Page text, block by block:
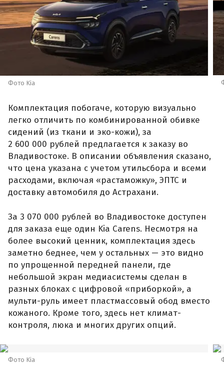
Фото Kia
Комплектация побогаче, которую визуально
легко отличить по комбинированной обивке
сидений (из ткани и эко-кожи), за
2 600 000 рублей предлагается к заказу во
Владивостоке. В описании объявления сказано,
что цена указана с учетом утильсбора и всеми
расходами, включая «растаможку», ЭПТС и
доставку автомобиля до Астрахани.
За 3 070 000 рублей во Владивостоке доступен
для заказа еще один Kia Carens. Несмотря на
более высокий ценник, комплектация здесь
заметно беднее, чем у остальных — это видно
по упрощенной передней панели, где
небольшой экран медиасистемы сделан в
разных блоках с цифровой «приборкой», а
мульти-руль имеет пластмассовый обод вместо
кожаного. Кроме того, здесь нет климат-
контроля, люка и многих других опций.
Фото Kia